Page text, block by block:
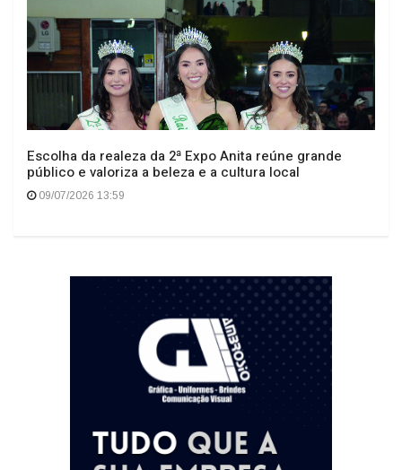
Escolha da realeza da 2ª Expo Anita reúne grande
público e valoriza a beleza e a cultura local
09/07/2026 13:59